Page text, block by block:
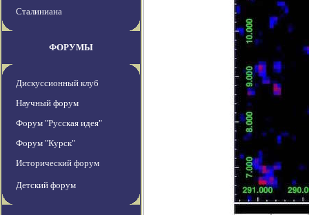
Сталиниана
ФОРУМЫ
Дискуссионный клуб
Научный форум
Форум "Русская идея"
Форум "Курск"
Исторический форум
Детский форум